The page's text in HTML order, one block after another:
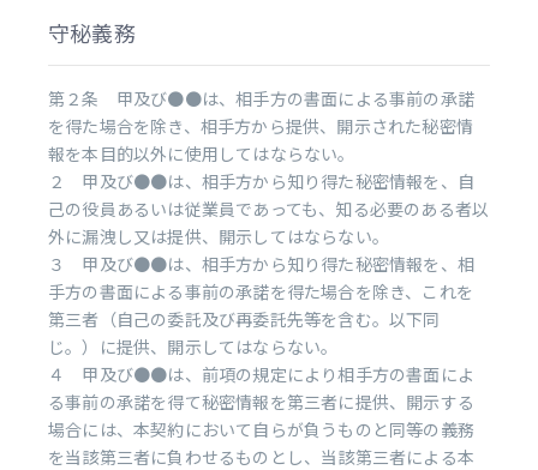
守秘義務
第２条 甲及び●●は、相手方の書面による事前の承諾
を得た場合を除き、相手方から提供、開示された秘密情
報を本目的以外に使用してはならない。
２ 甲及び●●は、相手方から知り得た秘密情報を、自
己の役員あるいは従業員であっても、知る必要のある者以
外に漏洩し又は提供、開示してはならない。
３ 甲及び●●は、相手方から知り得た秘密情報を、相
手方の書面による事前の承諾を得た場合を除き、これを
第三者（自己の委託及び再委託先等を含む。以下同
じ。）に提供、開示してはならない。
４ 甲及び●●は、前項の規定により相手方の書面によ
る事前の承諾を得て秘密情報を第三者に提供、開示する
場合には、本契約において自らが負うものと同等の義務
を当該第三者に負わせるものとし、当該第三者による本